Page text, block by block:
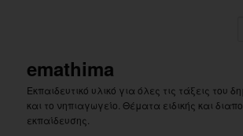
emathima
Εκπαιδευτικό υλικό για όλες τις τάξεις του
και το νηπιαγωγείο. Θέματα ειδικής και
εκπαίδευσης.